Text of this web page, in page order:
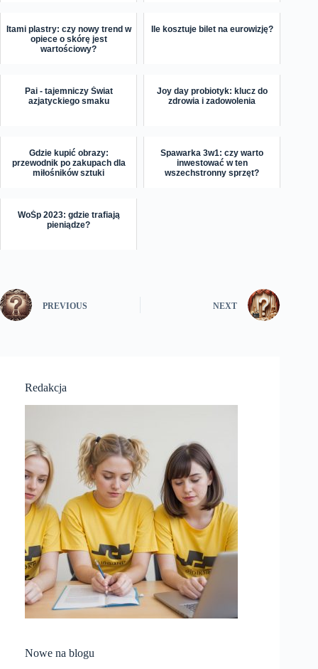
Itami plastry: czy nowy trend w
opiece o skórę jest
wartościowy?
Ile kosztuje bilet na eurowizję?
Pai - tajemniczy Świat
azjatyckiego smaku
Joy day probiotyk: klucz do
zdrowia i zadowolenia
Gdzie kupić obrazy:
przewodnik po zakupach dla
miłośników sztuki
Spawarka 3w1: czy warto
inwestować w ten
wszechstronny sprzęt?
WoŚp 2023: gdzie trafiają
pieniądze?
PREVIOUS NEXT
Redakcja
Nowe na blogu